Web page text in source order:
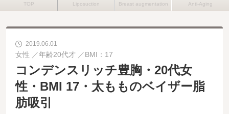
2019.06.01
女性 年齢20代才 BMI：17
コンデンスリッチ豊胸・20代女
性・BMI 17・太もものベイザー脂
肪吸引